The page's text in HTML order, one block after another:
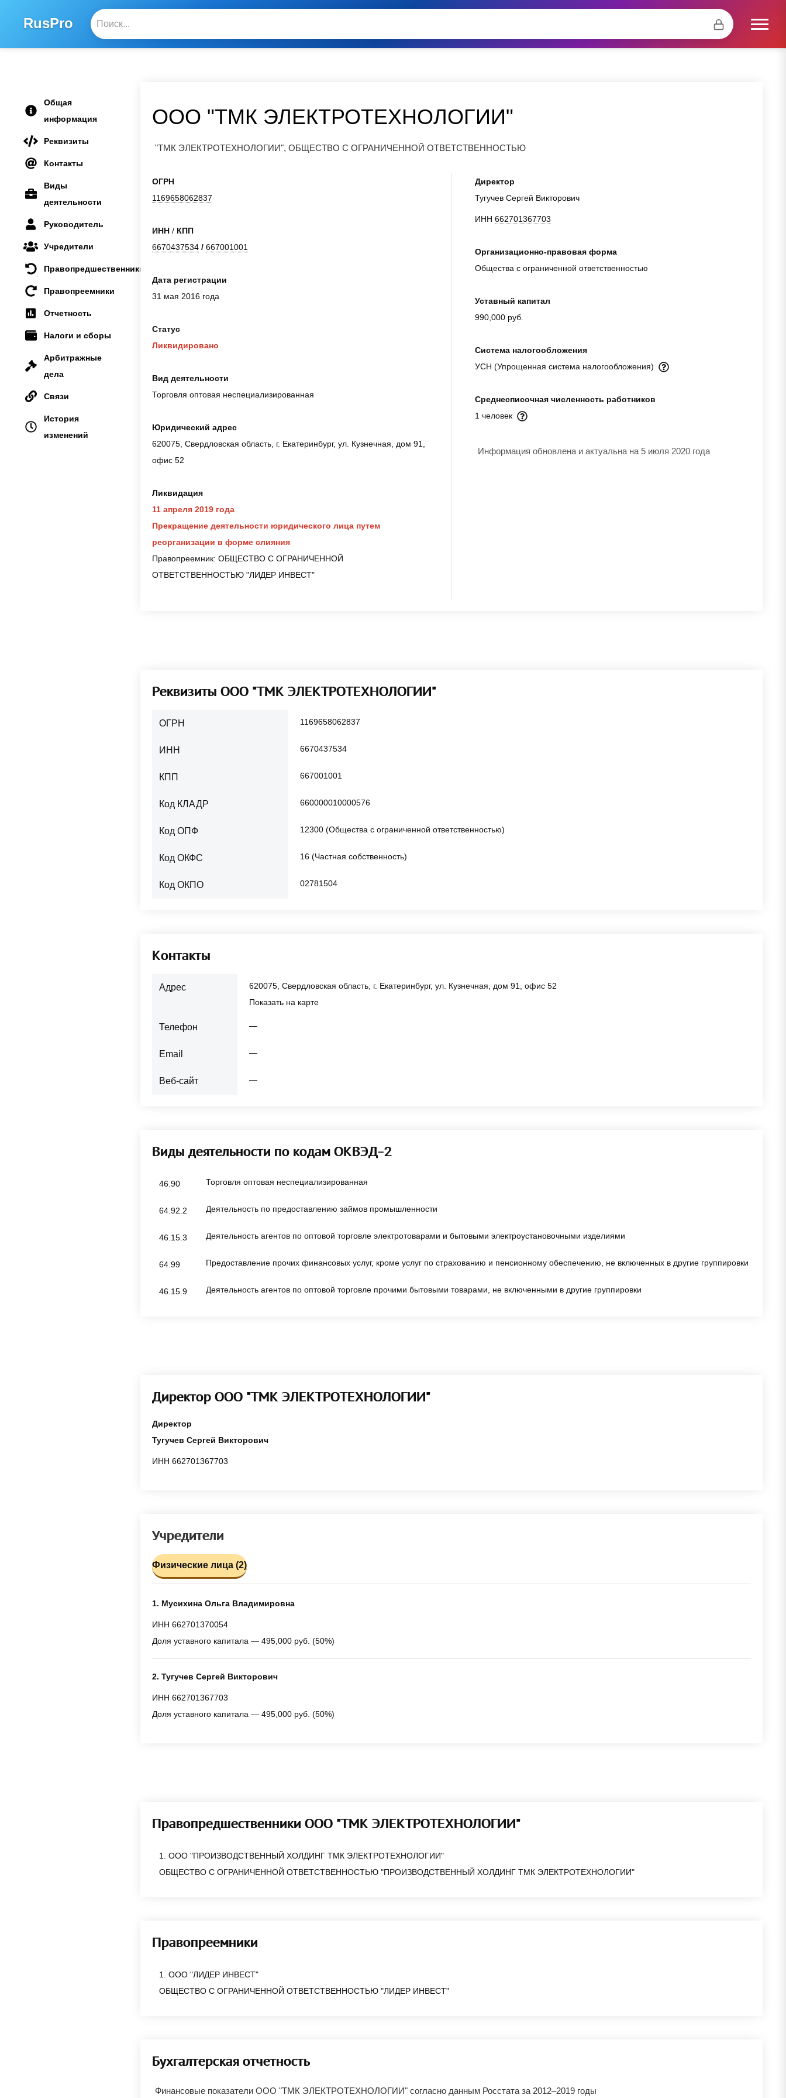
RusPro
Общая
информация
Реквизиты
Контакты
Виды
деятельности
Руководитель
Учредители
Правопредшественники
Правопреемники
Отчетность
Налоги и сборы
Арбитражные
дела
Связи
История
изменений
ООО "ТМК ЭЛЕКТРОТЕХНОЛОГИИ"
"ТМК ЭЛЕКТРОТЕХНОЛОГИИ", ОБЩЕСТВО С ОГРАНИЧЕННОЙ ОТВЕТСТВЕННОСТЬЮ
ОГРН
1169658062837
ИНН / КПП
6670437534 / 667001001
Дата регистрации
31 мая 2016 года
Статус
Ликвидировано
Вид деятельности
Торговля оптовая неспециализированная
Юридический адрес
620075, Свердловская область, г. Екатеринбург, ул. Кузнечная, дом 91,
офис 52
Ликвидация
11 апреля 2019 года
Прекращение деятельности юридического лица путем
реорганизации в форме слияния
Правопреемник: ОБЩЕСТВО С ОГРАНИЧЕННОЙ
ОТВЕТСТВЕННОСТЬЮ "ЛИДЕР ИНВЕСТ"
Директор
Тугучев Сергей Викторович
ИНН 662701367703
Организационно-правовая форма
Общества с ограниченной ответственностью
Уставный капитал
990,000 руб.
Система налогообложения
УСН (Упрощенная система налогообложения)
Среднесписочная численность работников
1 человек
Информация обновлена и актуальна на 5 июля 2020 года
Реквизиты ООО "ТМК ЭЛЕКТРОТЕХНОЛОГИИ"
ОГРН 1169658062837
ИНН 6670437534
КПП 667001001
Код КЛАДР 660000010000576
Код ОПФ 12300 (Общества с ограниченной ответственностью)
Код ОКФС 16 (Частная собственность)
Код ОКПО 02781504
Контакты
Адрес
620075, Свердловская область, г. Екатеринбург, ул. Кузнечная, дом 91, офис 52
Показать на карте
Телефон —
Email —
Веб-сайт —
Виды деятельности по кодам ОКВЭД-2
46.90 Торговля оптовая неспециализированная
64.92.2 Деятельность по предоставлению займов промышленности
46.15.3 Деятельность агентов по оптовой торговле электротоварами и бытовыми электроустановочными изделиями
64.99 Предоставление прочих финансовых услуг, кроме услуг по страхованию и пенсионному обеспечению, не включенных в другие группировки
46.15.9 Деятельность агентов по оптовой торговле прочими бытовыми товарами, не включенными в другие группировки
Директор ООО "ТМК ЭЛЕКТРОТЕХНОЛОГИИ"
Директор
Тугучев Сергей Викторович
ИНН 662701367703
Учредители
Физические лица (2)
1. Мусихина Ольга Владимировна
ИНН 662701370054
Доля уставного капитала — 495,000 руб. (50%)
2. Тугучев Сергей Викторович
ИНН 662701367703
Доля уставного капитала — 495,000 руб. (50%)
Правопредшественники ООО "ТМК ЭЛЕКТРОТЕХНОЛОГИИ"
1. ООО "ПРОИЗВОДСТВЕННЫЙ ХОЛДИНГ ТМК ЭЛЕКТРОТЕХНОЛОГИИ"
ОБЩЕСТВО С ОГРАНИЧЕННОЙ ОТВЕТСТВЕННОСТЬЮ "ПРОИЗВОДСТВЕННЫЙ ХОЛДИНГ ТМК ЭЛЕКТРОТЕХНОЛОГИИ"
Правопреемники
1. ООО "ЛИДЕР ИНВЕСТ"
ОБЩЕСТВО С ОГРАНИЧЕННОЙ ОТВЕТСТВЕННОСТЬЮ "ЛИДЕР ИНВЕСТ"
Бухгалтерская отчетность
Финансовые показатели ООО "ТМК ЭЛЕКТРОТЕХНОЛОГИИ" согласно данным Росстата за 2012–2019 годы